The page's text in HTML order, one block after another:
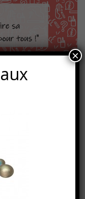
×